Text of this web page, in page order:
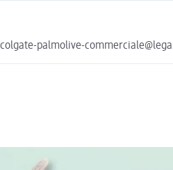
palmolive-